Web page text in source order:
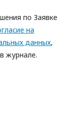
по Заявке
на
данных,
журнале.